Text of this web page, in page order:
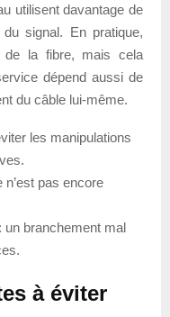
utilisent davantage de
signal. En pratique,
de la fibre, mais cela
dépend aussi de
du câble lui-même.
les manipulations
n’est pas encore
: un branchement mal
à éviter